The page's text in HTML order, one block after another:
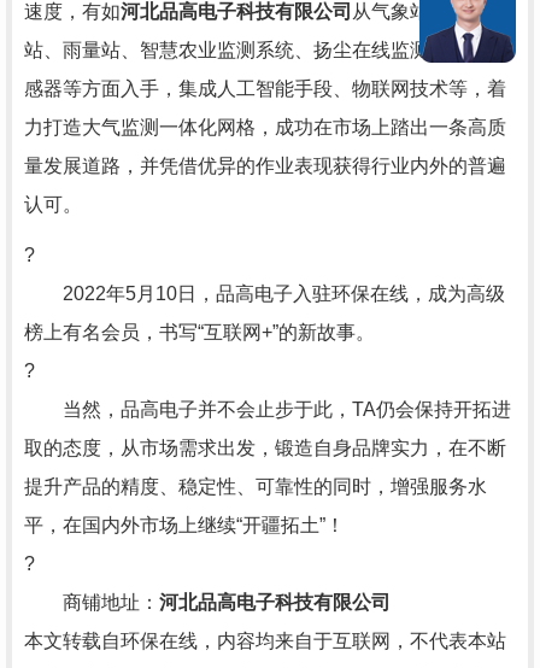
速度，有如河北品高电子科技有限公司 从气象站、水位
站、雨量站、智慧农业监测系统、扬尘在线监测系统、传
感器等方面入手，集成人工智能手段、物联网技术等，着
力打造大气监测一体化网格，成功在市场上踏出一条高质
量发展道路，并凭借优异的作业表现获得行业内外的普遍
认可。
?
2022年5月10日，品高电子入驻环保在线，成为高级
榜上有名会员，书写“互联网+”的新故事。
?
当然，品高电子并不会止步于此，TA仍会保持开拓进
取的态度，从市场需求出发，锻造自身品牌实力，在不断
提升产品的精度、稳定性、可靠性的同时，增强服务水
平，在国内外市场上继续“开疆拓土”！
?
商铺地址： 河北品高电子科技有限公司
本文转载自环保在线，内容均来自于互联网，不代表本站